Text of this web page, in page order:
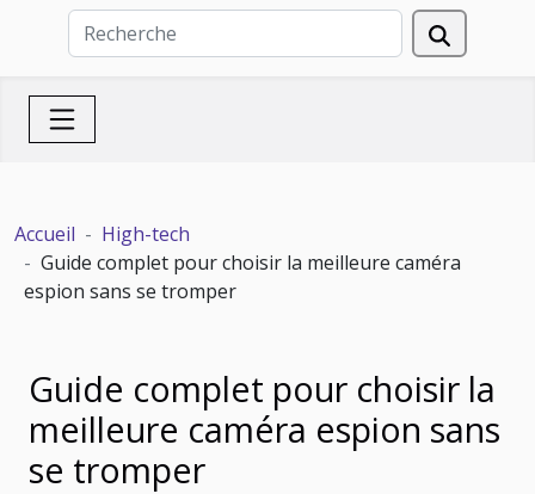
Accueil
High-tech
Guide complet pour choisir la meilleure caméra
espion sans se tromper
Guide complet pour choisir la
meilleure caméra espion sans
se tromper